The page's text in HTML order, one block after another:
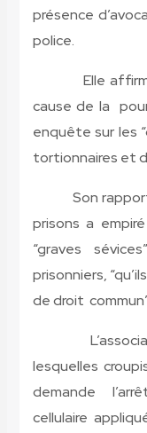
présence
police.
Elle affirme
cause de la
enquête sur les
tortionnaires et
Son rapport
prisons a
“graves
prisonniers,
de droit
lesquelles
demande
cellulaire